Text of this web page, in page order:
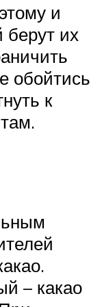
и
берут их
обойтись
к
– какао